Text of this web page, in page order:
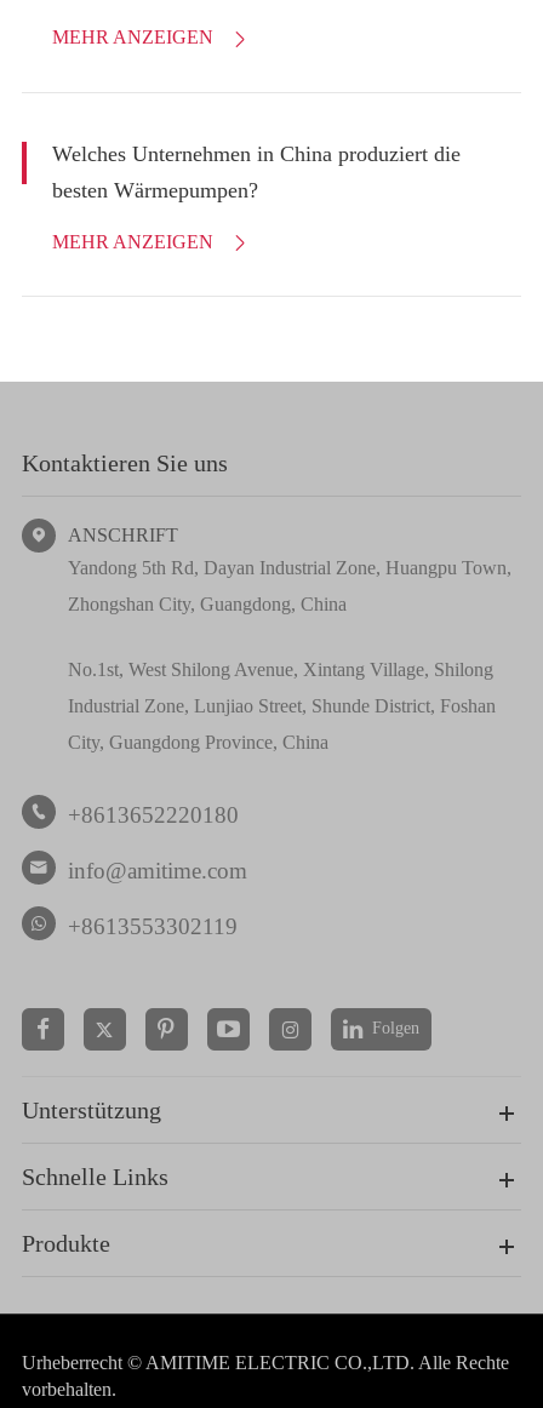
MEHR ANZEIGEN 
Welches Unternehmen in China produziert die
besten Wärmepumpen?
MEHR ANZEIGEN 
Kontaktieren Sie uns

ANSCHRIFT
Yandong 5th Rd, Dayan Industrial Zone, Huangpu Town,
Zhongshan City, Guangdong, China
No.1st, West Shilong Avenue, Xintang Village, Shilong
Industrial Zone, Lunjiao Street, Shunde District, Foshan
City, Guangdong Province, China
 +8613652220180
 info@amitime.com
+8613553302119
  Folgen
Unterstützung
Schnelle Links
Produkte
Urheberrecht ©AMITIME ELECTRIC CO.,LTD. Alle Rechte
vorbehalten.